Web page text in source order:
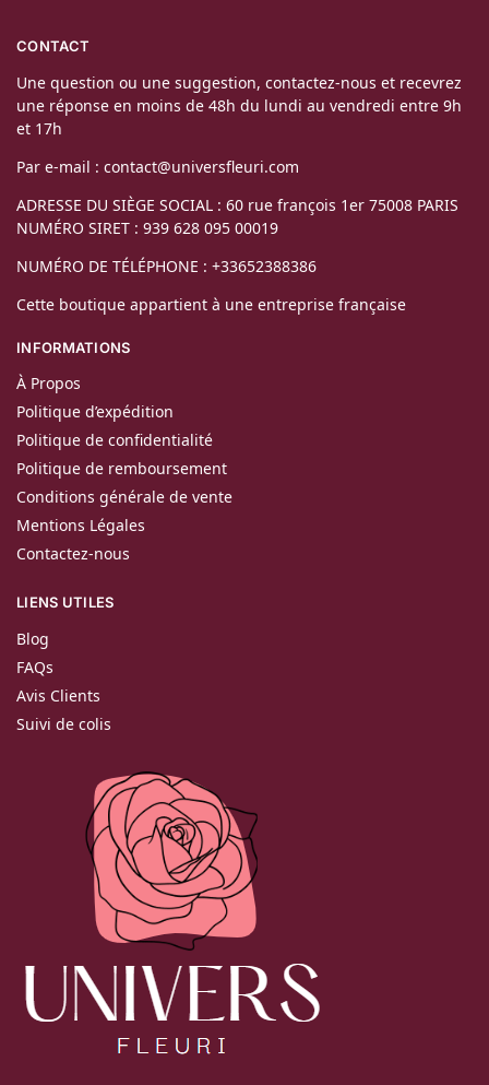
CONTACT
Une question ou une suggestion, contactez-nous et recevrez
une réponse en moins de 48h du lundi au vendredi entre 9h
et 17h
Par e-mail : contact@universfleuri.com
ADRESSE DU SIÈGE SOCIAL : 60 rue françois 1er 75008 PARIS
NUMÉRO SIRET : 939 628 095 00019
NUMÉRO DE TÉLÉPHONE : +33652388386
Cette boutique appartient à une entreprise française
INFORMATIONS
À Propos
Politique d’expédition
Politique de confidentialité
Politique de remboursement
Conditions générale de vente
Mentions Légales
Contactez-nous
LIENS UTILES
Blog
FAQs
Avis Clients
Suivi de colis